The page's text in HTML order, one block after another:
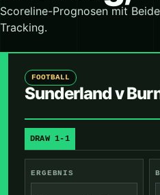
Scoreline-Prognosen mit
Tracking.
FOOTBALL
Sunderland v
DRAW 1-1
ERGEBNIS